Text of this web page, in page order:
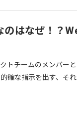
のはなぜ！？
トチームのメンバー
確な指示を出す、そ